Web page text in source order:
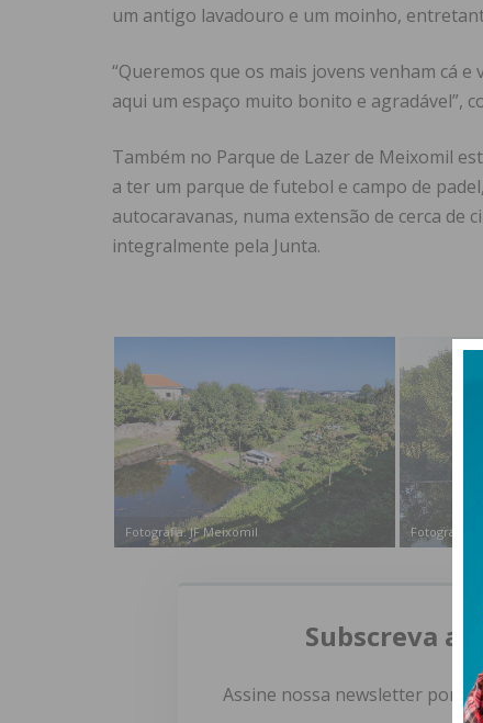
um antigo lavadouro e um moinho,
“Queremos que os mais jovens venham cá
aqui um espaço muito bonito e agradável”,
Também no Parque de Lazer de Meixomil
a ter um parque de futebol e campo de
autocaravanas, numa extensão de cerca
integralmente pela Junta.
Fotografia: JF Meixomil Fotografia:
Subscreva a
Assine nossa newsletter por